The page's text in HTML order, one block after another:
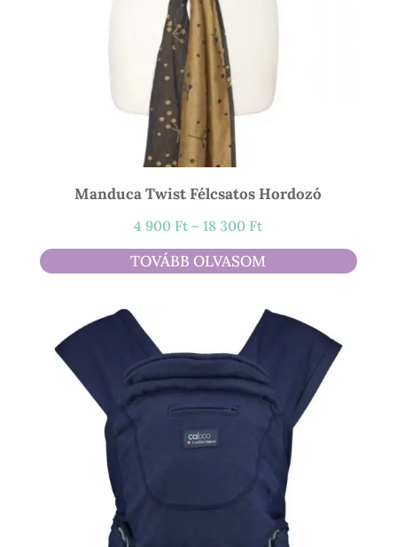
Manduca Twist Félcsatos Hordozó
4 900 Ft – 18 300 FtÁrtartomány:
4
900 Ft
TOVÁBB OLVASOM